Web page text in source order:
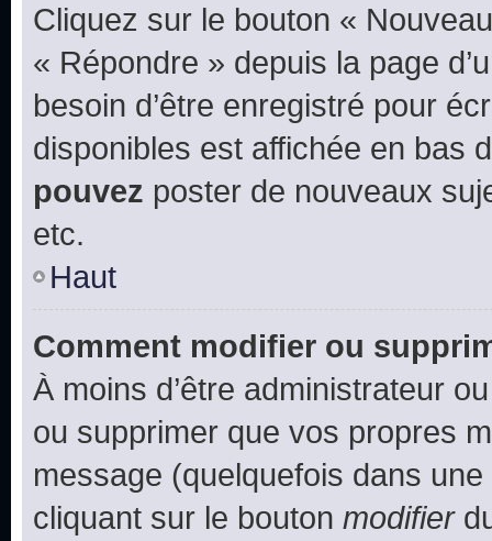
Cliquez sur le bouton «
« Répondre » depuis la page
besoin d’être enregistré pour
disponibles est affichée en bas
pouvez poster de nouveaux
etc.
Haut
Comment modifier ou
À moins d’être administrateur
ou supprimer que vos propres
message (quelquefois dans
cliquant sur le bouton modifier